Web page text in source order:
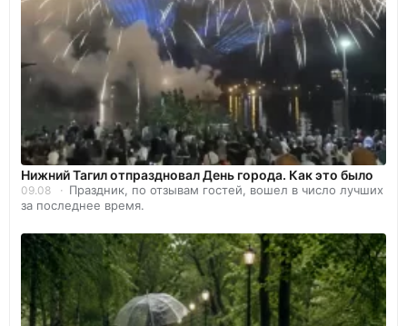
Нижний Тагил отпраздновал День города. Как это было
09.08
Праздник, по отзывам гостей, вошел в число лучших
за последнее время.